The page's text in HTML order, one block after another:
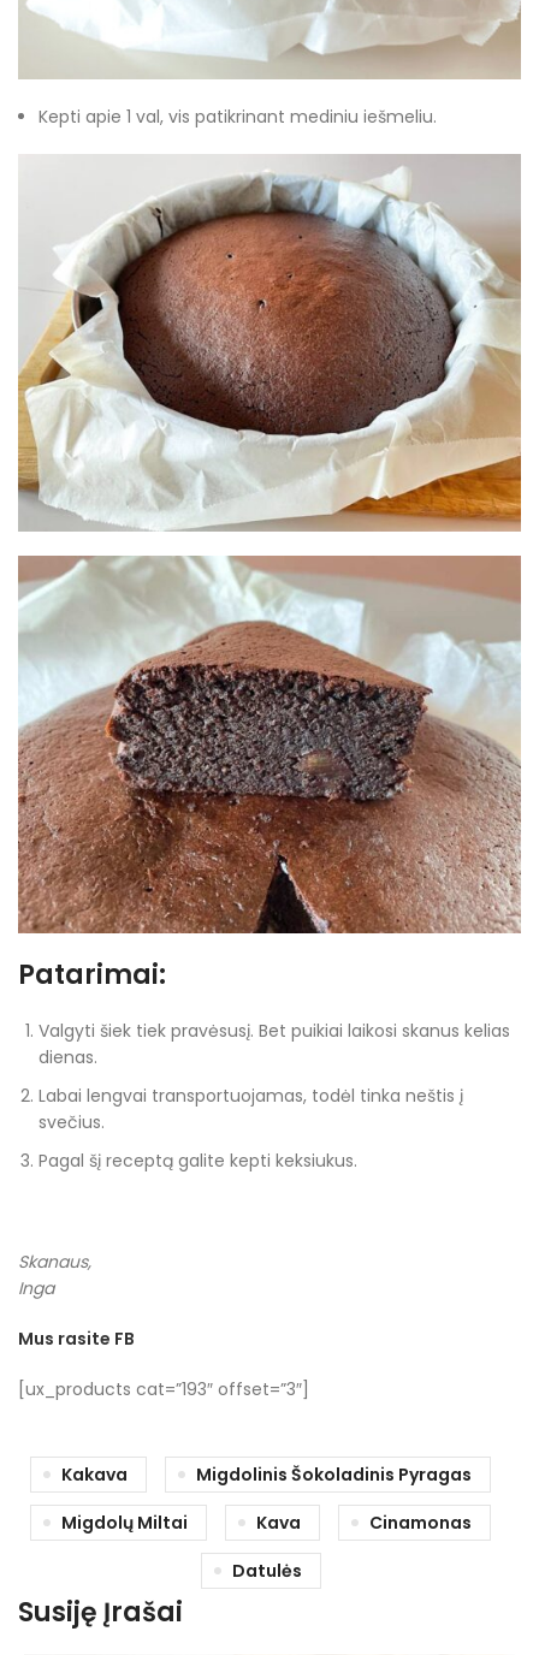
Kepti apie 1 val, vis patikrinant mediniu iešmeliu.
Patarimai:
Valgyti šiek tiek pravėsusį. Bet puikiai laikosi skanus kelias
dienas.
Labai lengvai transportuojamas, todėl tinka neštis į
svečius.
Pagal šį receptą galite kepti keksiukus.
Skanaus,
Inga
Mus rasite FB
[ux_products cat=”193″ offset=”3″]
Kakava
Migdolinis Šokoladinis Pyragas
Migdolų Miltai
Kava
Cinamonas
Datulės
Susiję Įrašai